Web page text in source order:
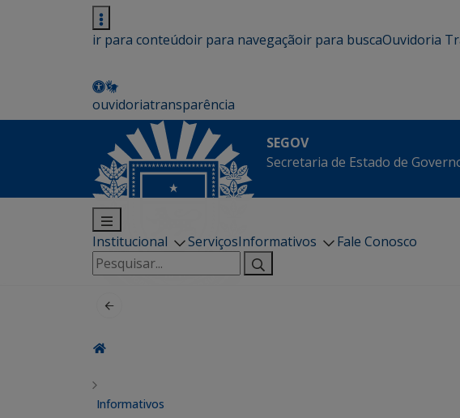
ir para conteúdoir para navegaçãoir para buscaOuvidoria
ouvidoriatransparência
SEGOV
Secretaria de Estado de
Institucional ServiçosInformativos
Fale Conosco
Pesquisar
por:
Informativos